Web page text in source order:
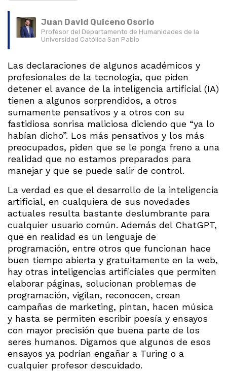
Juan David Quiceno Osorio
Profesor del Departamento de Humanidades de la
Universidad Católica San Pablo
Las declaraciones de algunos académicos y
profesionales de la tecnología, que piden
detener el avance de la inteligencia artificial (IA)
tienen a algunos sorprendidos, a otros
sumamente pensativos y a otros con su
fastidiosa sonrisa maliciosa diciendo que “ya lo
habían dicho”. Los más pensativos y los más
preocupados, piden que se le ponga freno a una
realidad que no estamos preparados para
manejar y que se puede salir de control.
La verdad es que el desarrollo de la inteligencia
artificial, en cualquiera de sus novedades
actuales resulta bastante deslumbrante para
cualquier usuario común. Además del ChatGPT,
que en realidad es un lenguaje de
programación, entre otros que funcionan hace
buen tiempo abierta y gratuitamente en la web,
hay otras inteligencias artificiales que permiten
elaborar páginas, solucionan problemas de
programación, vigilan, reconocen, crean
campañas de marketing, pintan, hacen música
y hasta se permiten escribir poesía y ensayos
con mayor precisión que buena parte de los
seres humanos. Digamos que algunos de esos
ensayos ya podrían engañar a Turing o a
cualquier profesor descuidado.